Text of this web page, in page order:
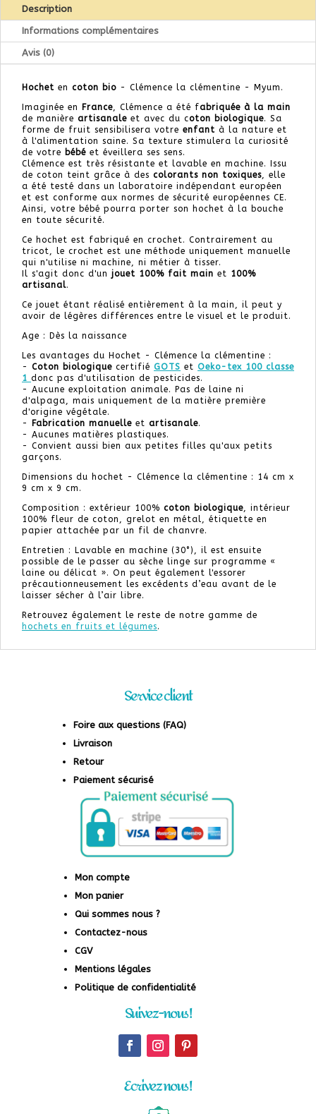
Description
Informations complémentaires
Avis (0)
Hochet en coton bio - Clémence la clémentine - Myum.
Imaginée en France , Clémence a été fabriquée à la main
de manière artisanale et avec du coton biologique. Sa
forme de fruit sensibilisera votre enfant à la nature et
à l'alimentation saine. Sa texture stimulera la curiosité
de votre bébé et éveillera ses sens.
Clémence est très résistante et lavable en machine. Issu
de coton teint grâce à des colorants non toxiques , elle
a été testé dans un laboratoire indépendant européen
et est conforme aux normes de sécurité européennes CE.
Ainsi, votre bébé pourra porter son hochet à la bouche
en toute sécurité.
Ce hochet est fabriqué en crochet. Contrairement au
tricot, le crochet est une méthode uniquement manuelle
qui n'utilise ni machine, ni métier à tisser.
Il s'agit donc d'un jouet 100% fait main et 100%
artisanal.
Ce jouet étant réalisé entièrement à la main, il peut y
avoir de légères différences entre le visuel et le produit.
Age : Dès la naissance
Les avantages du Hochet - Clémence la clémentine :
- Coton biologique certifié GOTS et Oeko-tex 100 classe
1 donc pas d'utilisation de pesticides.
- Aucune exploitation animale. Pas de laine ni
d'alpaga, mais uniquement de la matière première
d'origine végétale.
- Fabrication manuelle et artisanale.
- Aucunes matières plastiques.
- Convient aussi bien aux petites filles qu'aux petits
garçons.
Dimensions du hochet - Clémence la clémentine : 14 cm x
9 cm x 9 cm.
Composition : extérieur 100% coton biologique , intérieur
100% fleur de coton, grelot en métal, étiquette en
papier attachée par un fil de chanvre.
Entretien : Lavable en machine (30°), il est ensuite
possible de le passer au sèche linge sur programme «
laine ou délicat ». On peut également l'essorer
précautionneusement les excédents d’eau avant de le
laisser sécher à l’air libre.
Retrouvez également le reste de notre gamme de
hochets en fruits et légumes.
Service client
Foire aux questions (FAQ)
Livraison
Retour
Paiement sécurisé
Mon compte
Mon panier
Qui sommes nous ?
Contactez-nous
CGV
Mentions légales
Politique de confidentialité
Suivez-nous !
Ecrivez nous !